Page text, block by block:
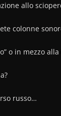
allo
colonne
o in mezzo
russo…